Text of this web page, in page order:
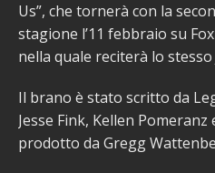
Us”, che tornerà con la
stagione l’11 febbraio su
nella quale reciterà lo stesso
Il brano è stato scritto da
Jesse Fink, Kellen
prodotto da Gregg